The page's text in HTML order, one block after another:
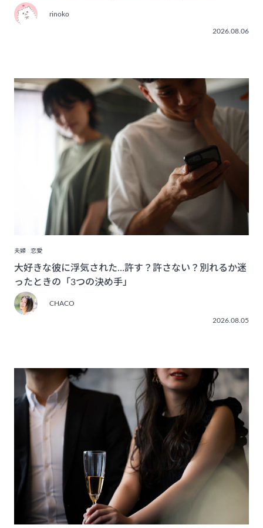
rinoko
2026.08.06
夫婦 恋愛
大好きな彼に浮気された…許す？許さない？別れるか迷
ったときの「3つの決め手」
CHACO
2026.08.05